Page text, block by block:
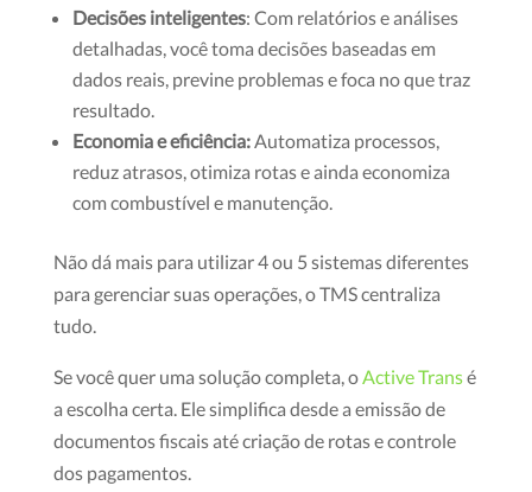
Decisões inteligentes: Com relatórios e análises
detalhadas, você toma decisões baseadas em
dados reais, previne problemas e foca no que traz
resultado.
Economia e eficiência:Automatiza processos,
reduz atrasos, otimiza rotas e ainda economiza
com combustível e manutenção.
Não dá mais para utilizar 4 ou 5 sistemas diferentes
para gerenciar suas operações, o TMS centraliza
tudo.
Se você quer uma solução completa, oActive Transé
a escolha certa. Ele simplifica desde a emissão de
documentos fiscais até criação de rotas e controle
dos pagamentos.